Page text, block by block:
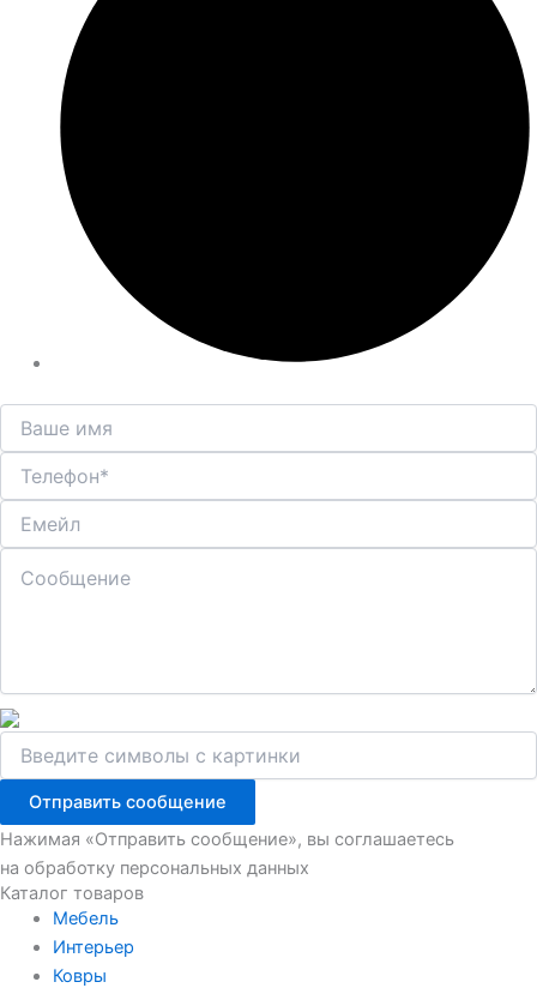
Отправить сообщение
Нажимая «Отправить сообщение», вы соглашаетесь
на обработку персональных данных
Каталог товаров
Мебель
Интерьер
Ковры